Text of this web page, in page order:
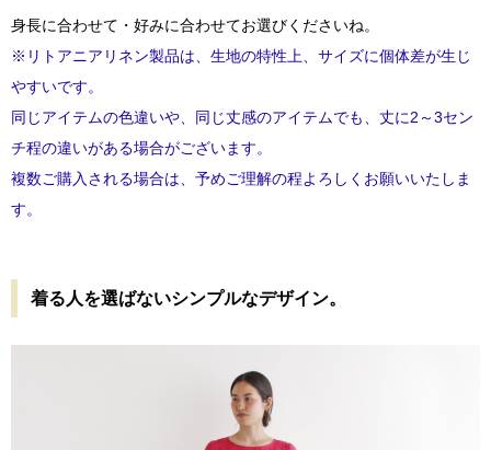
身長に合わせて・好みに合わせてお選びくださいね。
※リトアニアリネン製品は、生地の特性上、サイズに個体差が生じ
やすいです。
同じアイテムの色違いや、同じ丈感のアイテムでも、丈に2～3セン
チ程の違いがある場合がございます。
複数ご購入される場合は、予めご理解の程よろしくお願いいたしま
す。
着る人を選ばないシンプルなデザイン。